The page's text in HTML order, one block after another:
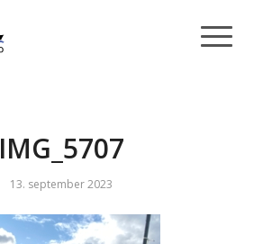
IMG_5707
13. september 2023